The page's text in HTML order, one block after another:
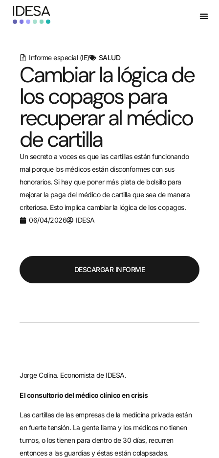
Informe especial (IE) SALUD
Cambiar la lógica de
los copagos para
recuperar al médico
de cartilla
Un secreto a voces es que las cartillas están funcionando
mal porque los médicos están disconformes con sus
honorarios. Si hay que poner más plata de bolsillo para
mejorar la paga del médico de cartilla que sea de manera
criteriosa. Esto implica cambiar la lógica de los copagos.
06/04/2026
IDESA
DESCARGAR INFORME
Jorge Colina. Economista de IDESA.
El consultorio del médico clínico en crisis
Las cartillas de las empresas de la medicina privada están
en fuerte tensión. La gente llama y los médicos no tienen
turnos, o los tienen para dentro de 30 días, recurren
entonces a las guardias y éstas están colapsadas.